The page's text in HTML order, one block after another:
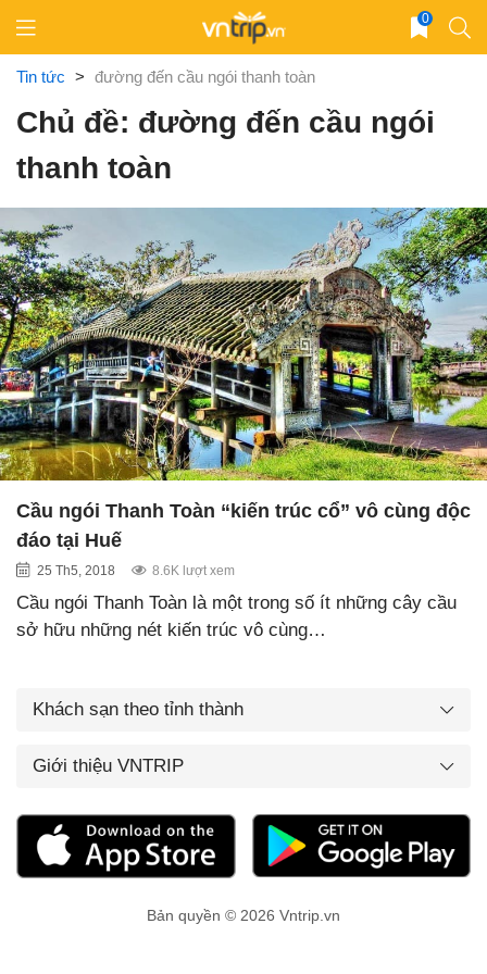
content
0
Tin tức > đường đến cầu ngói thanh toàn
Chủ đề: đường đến cầu ngói
thanh toàn
Cầu ngói Thanh Toàn “kiến trúc cổ” vô cùng độc
đáo tại Huế
25 Th5, 2018 8.6K lượt xem
Cầu ngói Thanh Toàn là một trong số ít những cây cầu
sở hữu những nét kiến trúc vô cùng…
Khách sạn theo tỉnh thành
Giới thiệu VNTRIP
Bản quyền © 2026 Vntrip.vn